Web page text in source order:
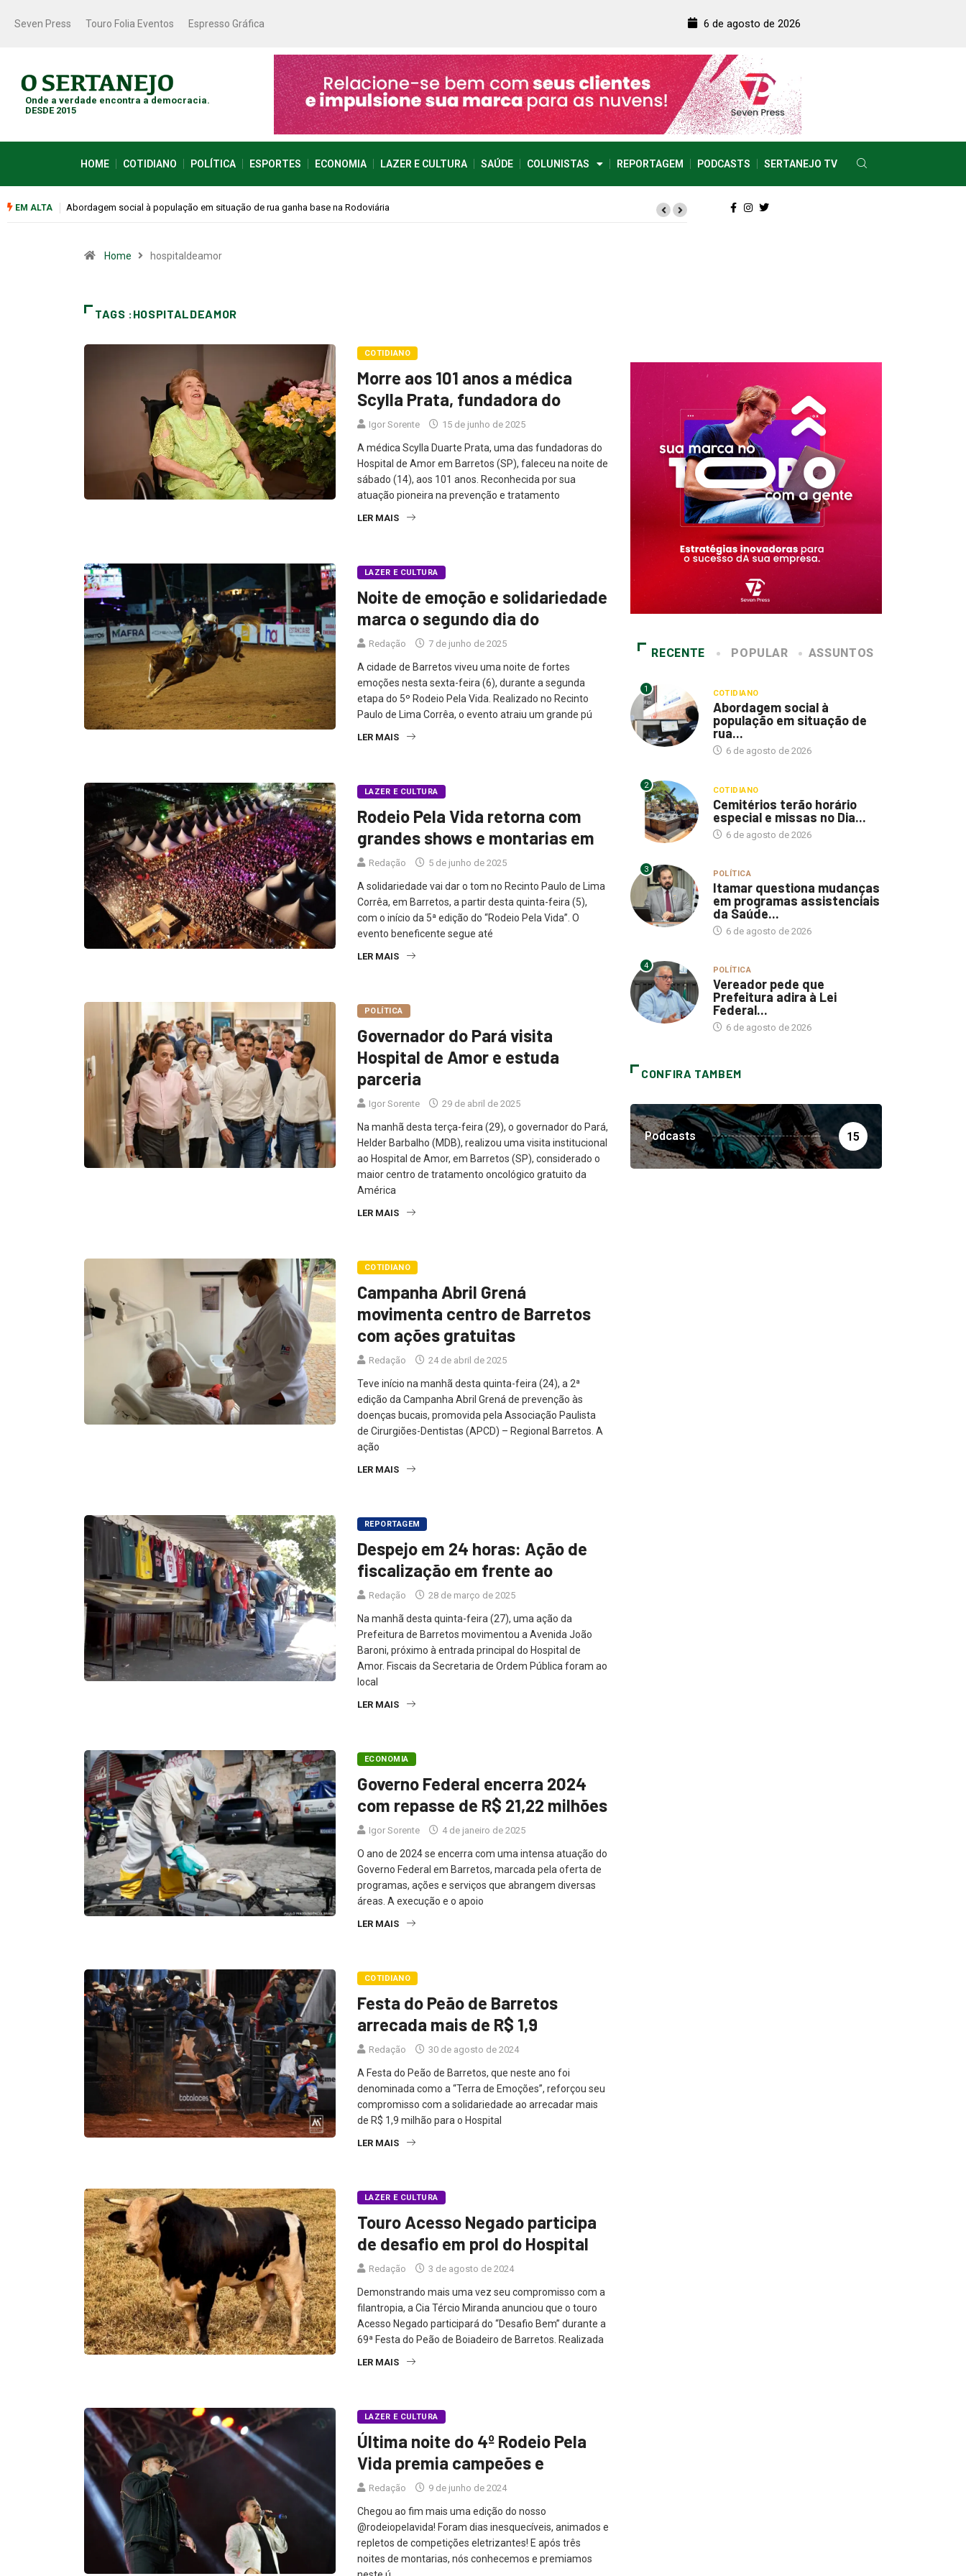
Seven Press Touro Folia Eventos Espresso Gráfica 6 de agosto de 2026
Onde a verdade encontra a democracia.
DESDE 2015
HOME COTIDIANO POLÍTICA ESPORTES ECONOMIA LAZER E CULTURA SAÚDE COLUNISTAS REPORTAGEM PODCASTS SERTANEJO TV
EM ALTA Cemitérios terão horário especial e missas no Dia dos Pais
Home hospitaldeamor
TAGS :HOSPITALDEAMOR
COTIDIANO
Morre aos 101 anos a médica
Scylla Prata, fundadora do
Igor Sorente 15 de junho de 2025
A médica Scylla Duarte Prata, uma das fundadoras do
Hospital de Amor em Barretos (SP), faleceu na noite de
sábado (14), aos 101 anos. Reconhecida por sua
atuação pioneira na prevenção e tratamento
LER MAIS
LAZER E CULTURA
Noite de emoção e solidariedade
marca o segundo dia do
Redação 7 de junho de 2025
A cidade de Barretos viveu uma noite de fortes
emoções nesta sexta-feira (6), durante a segunda
etapa do 5º Rodeio Pela Vida. Realizado no Recinto
Paulo de Lima Corrêa, o evento atraiu um grande pú
LER MAIS
LAZER E CULTURA
Rodeio Pela Vida retorna com
grandes shows e montarias em
Redação 5 de junho de 2025
A solidariedade vai dar o tom no Recinto Paulo de Lima
Corrêa, em Barretos, a partir desta quinta-feira (5),
com o início da 5ª edição do “Rodeio Pela Vida”. O
evento beneficente segue até
LER MAIS
POLÍTICA
Governador do Pará visita
Hospital de Amor e estuda
parceria
Igor Sorente 29 de abril de 2025
Na manhã desta terça-feira (29), o governador do Pará,
Helder Barbalho (MDB), realizou uma visita institucional
ao Hospital de Amor, em Barretos (SP), considerado o
maior centro de tratamento oncológico gratuito da
América
LER MAIS
COTIDIANO
Campanha Abril Grená
movimenta centro de Barretos
com ações gratuitas
Redação 24 de abril de 2025
Teve início na manhã desta quinta-feira (24), a 2ª
edição da Campanha Abril Grená de prevenção às
doenças bucais, promovida pela Associação Paulista
de Cirurgiões-Dentistas (APCD) – Regional Barretos. A
ação
LER MAIS
REPORTAGEM
Despejo em 24 horas: Ação de
fiscalização em frente ao
Redação 28 de março de 2025
Na manhã desta quinta-feira (27), uma ação da
Prefeitura de Barretos movimentou a Avenida João
Baroni, próximo à entrada principal do Hospital de
Amor. Fiscais da Secretaria de Ordem Pública foram ao
local
LER MAIS
ECONOMIA
Governo Federal encerra 2024
com repasse de R$ 21,22 milhões
Igor Sorente 4 de janeiro de 2025
O ano de 2024 se encerra com uma intensa atuação do
Governo Federal em Barretos, marcada pela oferta de
programas, ações e serviços que abrangem diversas
áreas. A execução e o apoio
LER MAIS
COTIDIANO
Festa do Peão de Barretos
arrecada mais de R$ 1,9
Redação 30 de agosto de 2024
A Festa do Peão de Barretos, que neste ano foi
denominada como a “Terra de Emoções”, reforçou seu
compromisso com a solidariedade ao arrecadar mais
de R$ 1,9 milhão para o Hospital
LER MAIS
LAZER E CULTURA
Touro Acesso Negado participa
de desafio em prol do Hospital
Redação 3 de agosto de 2024
Demonstrando mais uma vez seu compromisso com a
filantropia, a Cia Tércio Miranda anunciou que o touro
Acesso Negado participará do “Desafio Bem” durante a
69ª Festa do Peão de Boiadeiro de Barretos. Realizada
LER MAIS
LAZER E CULTURA
Última noite do 4º Rodeio Pela
Vida premia campeões e
Redação 9 de junho de 2024
Chegou ao fim mais uma edição do nosso
@rodeiopelavida! Foram dias inesquecíveis, animados e
repletos de competições eletrizantes! E após três
noites de montarias, nós conhecemos e premiamos
RECENTE POPULAR ASSUNTOS
1 COTIDIANO
Abordagem social à
população em situação de
rua...
6 de agosto de 2026
2 COTIDIANO
Cemitérios terão horário
especial e missas no Dia...
6 de agosto de 2026
3 POLÍTICA
Itamar questiona mudanças
em programas assistenciais
da Saúde...
6 de agosto de 2026
4 POLÍTICA
Vereador pede que
Prefeitura adira à Lei
Federal...
6 de agosto de 2026
CONFIRA TAMBEM
Podcasts 15